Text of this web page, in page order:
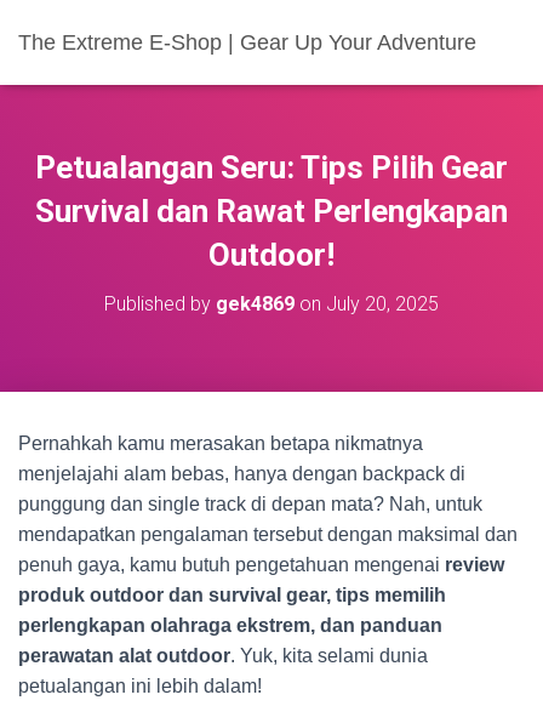
The Extreme E-Shop | Gear Up Your Adventure
Petualangan Seru: Tips Pilih Gear
Survival dan Rawat Perlengkapan
Outdoor!
Published by gek4869 on July 20, 2025
Pernahkah kamu merasakan betapa nikmatnya
menjelajahi alam bebas, hanya dengan backpack di
punggung dan single track di depan mata? Nah, untuk
mendapatkan pengalaman tersebut dengan maksimal dan
penuh gaya, kamu butuh pengetahuan mengenai review
produk outdoor dan survival gear, tips memilih
perlengkapan olahraga ekstrem, dan panduan
perawatan alat outdoor. Yuk, kita selami dunia
petualangan ini lebih dalam!